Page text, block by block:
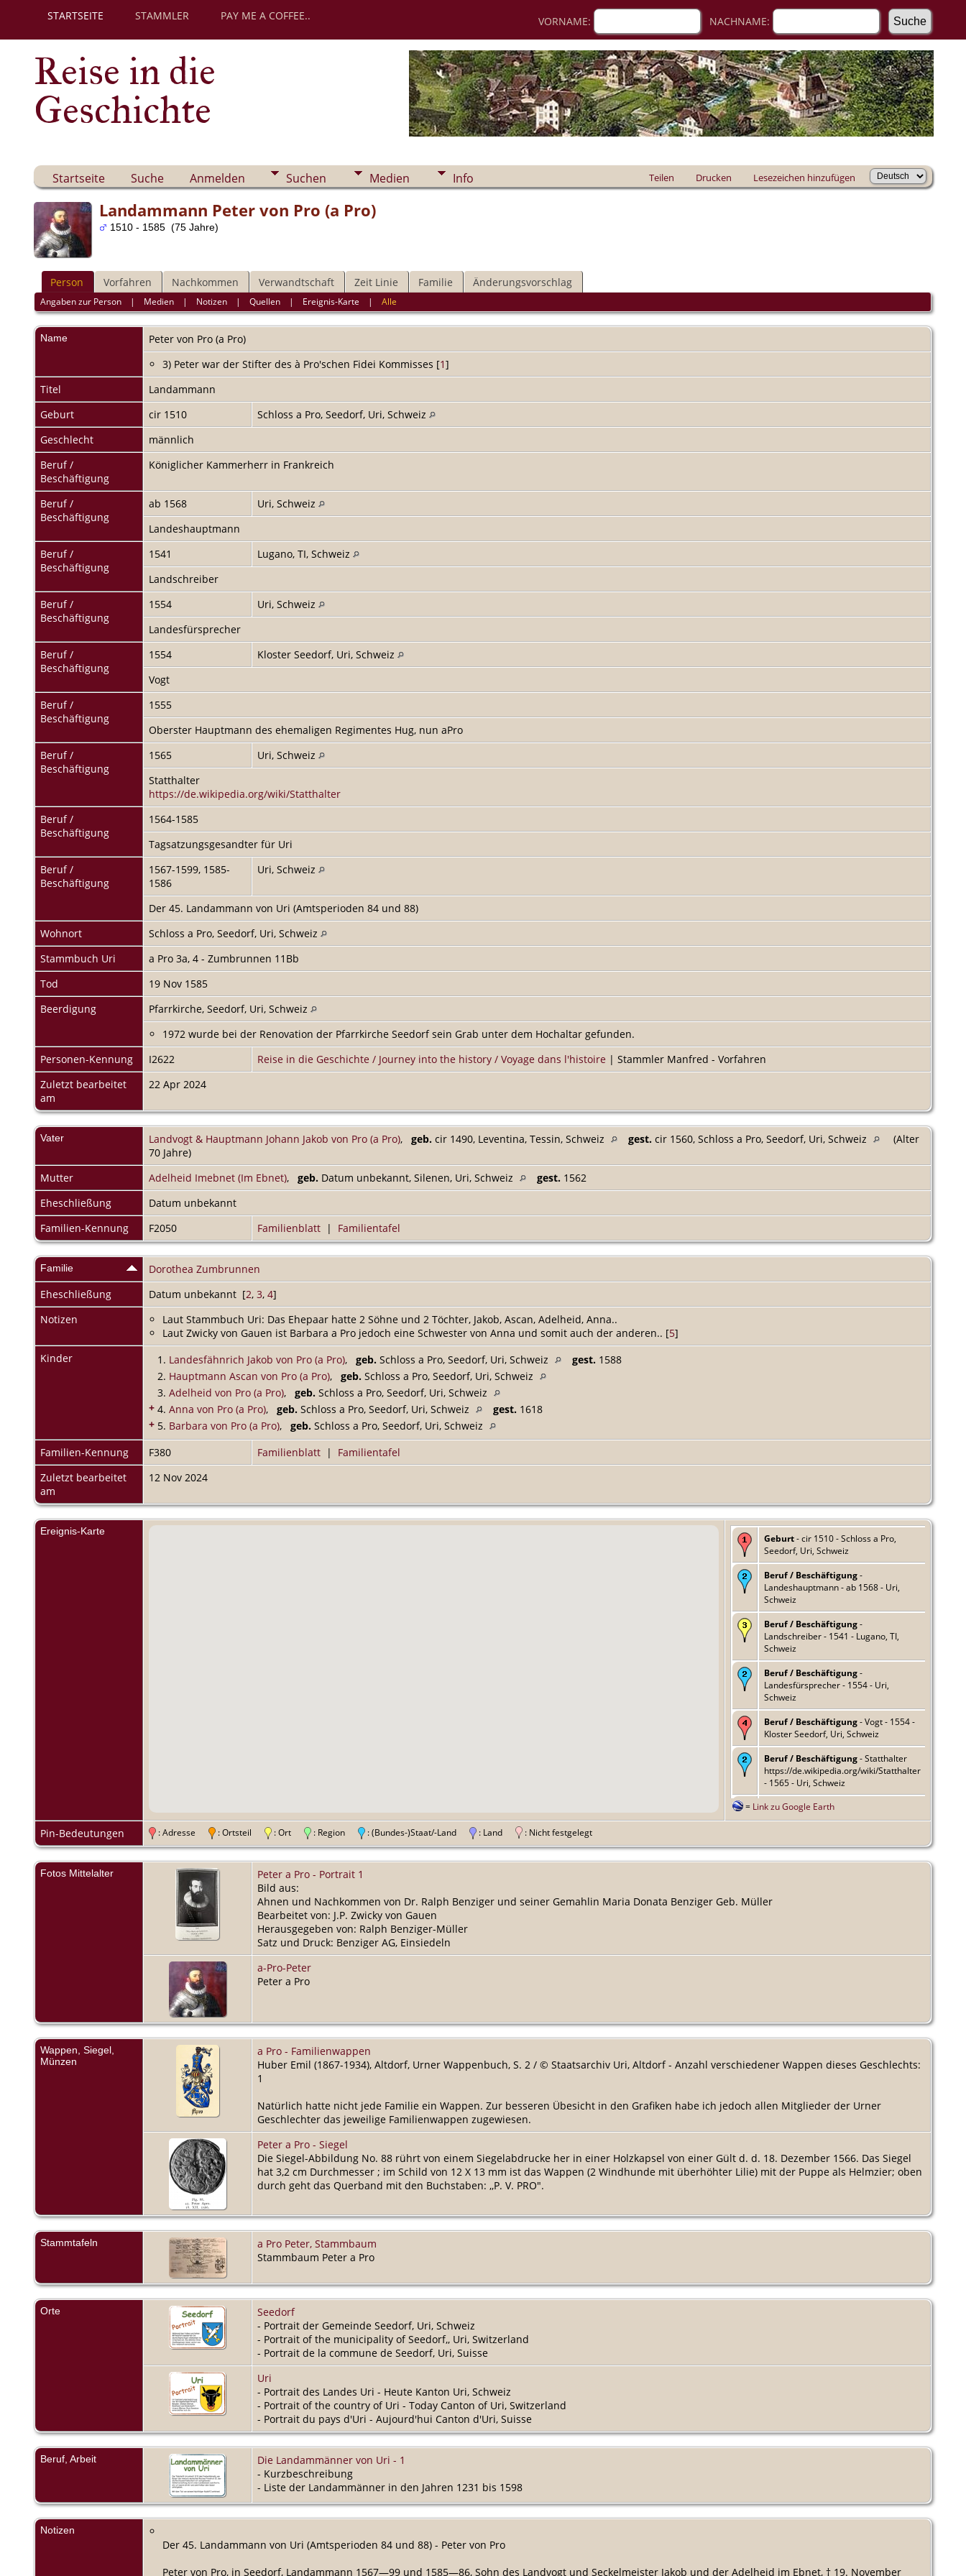
STARTSEITE STAMMLER PAY ME A COFFEE.. VORNAME: NACHNAME:
Reise in die
Geschichte
Startseite Suche Anmelden Suchen Medien Info Teilen Drucken Lesezeichen hinzufügen
Landammann Peter von Pro (a Pro)
1510 - 1585 (75 Jahre)
Person Vorfahren Nachkommen Verwandtschaft Zeit Linie Familie Änderungsvorschlag
Angaben zur Person | Medien | Notizen |Quellen | Ereignis-Karte |Alle
Name Peter von Pro (a Pro)
3) Peter war der Stifter des à Pro'schen Fidei Kommisses [1]
Titel
Landammann
Geburt
cir 1510
Schloss a Pro, Seedorf, Uri, Schweiz
Geschlecht
männlich
Beruf /
Beschäftigung
Königlicher Kammerherr in Frankreich
Beruf /
Beschäftigung
ab 1568
Uri, Schweiz
Landeshauptmann
Beruf /
Beschäftigung
1541
Lugano, TI, Schweiz
Landschreiber
Beruf /
Beschäftigung
1554
Uri, Schweiz
Landesfürsprecher
Beruf /
Beschäftigung
1554
Kloster Seedorf, Uri, Schweiz
Vogt
Beruf /
Beschäftigung
1555
Oberster Hauptmann des ehemaligen Regimentes Hug, nun aPro
Beruf /
Beschäftigung
1565
Uri, Schweiz
Statthalter
https://de.wikipedia.org/wiki/Statthalter
Beruf /
Beschäftigung
1564-1585
Tagsatzungsgesandter für Uri
Beruf /
Beschäftigung
1567-1599, 1585-
1586
Uri, Schweiz
Der 45. Landammann von Uri (Amtsperioden 84 und 88)
Wohnort
Schloss a Pro, Seedorf, Uri, Schweiz
Stammbuch Uri
a Pro 3a, 4 - Zumbrunnen 11Bb
Tod
19 Nov 1585
Beerdigung
Pfarrkirche, Seedorf, Uri, Schweiz
1972 wurde bei der Renovation der Pfarrkirche Seedorf sein Grab unter dem Hochaltar gefunden.
Personen-Kennung
I2622 Reise in die Geschichte / Journey into the history / Voyage dans l'histoire | Stammler Manfred - Vorfahren
Zuletzt bearbeitet
am
22 Apr 2024
Vater Landvogt & Hauptmann Johann Jakob von Pro (a Pro), geb. cir 1490, Leventina, Tessin, Schweiz gest. cir 1560, Schloss a Pro, Seedorf, Uri, Schweiz
(Alter
70 Jahre)
Mutter
Adelheid Imebnet (Im Ebnet), geb. Datum unbekannt, Silenen, Uri, Schweiz gest. 1562
Eheschließung
Datum unbekannt
Familien-Kennung
F2050 Familienblatt | Familientafel
Familie
Dorothea Zumbrunnen
Eheschließung
Datum unbekannt [2, 3, 4]
Notizen
Laut Stammbuch Uri: Das Ehepaar hatte 2 Söhne und 2 Töchter, Jakob, Ascan, Adelheid, Anna..
Laut Zwicky von Gauen ist Barbara a Pro jedoch eine Schwester von Anna und somit auch der anderen.. [5]
Kinder
1. Landesfähnrich Jakob von Pro (a Pro), geb. Schloss a Pro, Seedorf, Uri, Schweiz gest. 1588
2. Hauptmann Ascan von Pro (a Pro), geb. Schloss a Pro, Seedorf, Uri, Schweiz
3. Adelheid von Pro (a Pro), geb. Schloss a Pro, Seedorf, Uri, Schweiz
+ 4. Anna von Pro (a Pro), geb. Schloss a Pro, Seedorf, Uri, Schweiz gest. 1618
+ 5. Barbara von Pro (a Pro), geb. Schloss a Pro, Seedorf, Uri, Schweiz
Familien-Kennung
F380 Familienblatt | Familientafel
Zuletzt bearbeitet
am
12 Nov 2024
Ereignis-Karte
Geburt- cir 1510 - Schloss a Pro,
Seedorf, Uri, Schweiz
Beruf / Beschäftigung-
Landeshauptmann - ab 1568 - Uri,
Schweiz
Beruf / Beschäftigung-
Landschreiber - 1541 - Lugano, TI,
Schweiz
Beruf / Beschäftigung-
Landesfürsprecher - 1554 - Uri,
Schweiz
Beruf / Beschäftigung- Vogt - 1554 -
Kloster Seedorf, Uri, Schweiz
Beruf / Beschäftigung- Statthalter
https://de.wikipedia.org/wiki/Statthalter
- 1565 - Uri, Schweiz
Beruf / Beschäftigung
Landammann von Uri (Amtsperioden
Uri, Schweiz
Beerdigung
= Link zu Google Earth
Pin-Bedeutungen : Adresse : Ortsteil : Ort : Region : (Bundes-)Staat/-Land : Land : Nicht festgelegt
Fotos Mittelalter
Peter a Pro - Portrait 1
Bild aus:
Ahnen und Nachkommen von Dr. Ralph Benziger und seiner Gemahlin Maria Donata Benziger Geb. Müller
Bearbeitet von: J.P. Zwicky von Gauen
Herausgegeben von: Ralph Benziger-Müller
Satz und Druck: Benziger AG, Einsiedeln
a-Pro-Peter
Peter a Pro
Wappen, Siegel,
Münzen
a Pro - Familienwappen
Huber Emil (1867-1934), Altdorf, Urner Wappenbuch, S. 2 / © Staatsarchiv Uri, Altdorf - Anzahl verschiedener Wappen dieses Geschlechts:
1
Natürlich hatte nicht jede Familie ein Wappen. Zur besseren Übesicht in den Grafiken habe ich jedoch allen Mitglieder der Urner
Geschlechter das jeweilige Familienwappen zugewiesen.
Peter a Pro - Siegel
Die Siegel-Abbildung No. 88 rührt von einem Siegelabdrucke her in einer Holzkapsel von einer Gült d. d. 18. Dezember 1566. Das Siegel
hat 3,2 cm Durchmesser ; im Schild von 12 X 13 mm ist das Wappen (2 Windhunde mit überhöhter Lilie) mit der Puppe als Helmzier; oben
durch geht das Querband mit den Buchstaben: ,,P. V. PRO".
Stammtafeln
a Pro Peter, Stammbaum
Stammbaum Peter a Pro
Orte
Seedorf
- Portrait der Gemeinde Seedorf, Uri, Schweiz
- Portrait of the municipality of Seedorf,, Uri, Switzerland
- Portrait de la commune de Seedorf, Uri, Suisse
Uri
- Portrait des Landes Uri - Heute Kanton Uri, Schweiz
- Portrait of the country of Uri - Today Canton of Uri, Switzerland
- Portrait du pays d'Uri - Aujourd'hui Canton d'Uri, Suisse
Beruf, Arbeit
Die Landammänner von Uri - 1
- Kurzbeschreibung
- Liste der Landammänner in den Jahren 1231 bis 1598
Notizen
Der 45. Landammann von Uri (Amtsperioden 84 und 88) - Peter von Pro
Peter von Pro, in Seedorf, Landammann 1567—99 und 1585—86, Sohn des Landvogt und Seckelmeister Jakob und der Adelheid im Ebnet, † 19. November